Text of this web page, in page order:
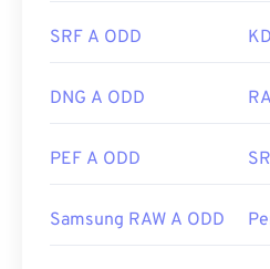
i file TIFF.
Data di uscita iniziale:
https://www.adobe.com/
SRF A ODD
DNG A ODD
PEF A ODD
Samsung RAW A ODD